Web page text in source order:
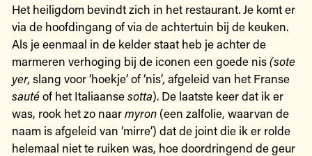
Het heiligdom bevindt zich in het restaurant. Je komt er
via de hoofdingang of via de achtertuin bij de keuken.
Als je eenmaal in de kelder staat heb je achter de
marmeren verhoging bij de iconen een goede nis(sote
yer,slang voor ‘hoekje’ of ‘nis’,afgeleid van het Franse
sautéof het Italiaansesotta). De laatste keer dat ik er
was, rook het zo naarmyron(een zalfolie, waarvan de
naam is afgeleid van ‘mirre’) dat de joint die ik er rolde
helemaal niet te ruiken was, hoe doordringend de geur